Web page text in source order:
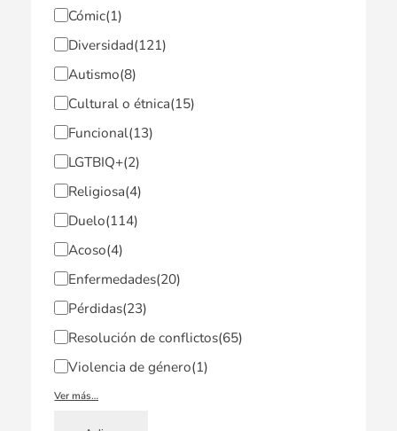
Cómic(1)
Diversidad(121)
Autismo(8)
Cultural o étnica(15)
Funcional(13)
LGTBIQ+(2)
Religiosa(4)
Duelo(114)
Acoso(4)
Enfermedades(20)
Pérdidas(23)
Resolución de conflictos(65)
Violencia de género(1)
Ver más…